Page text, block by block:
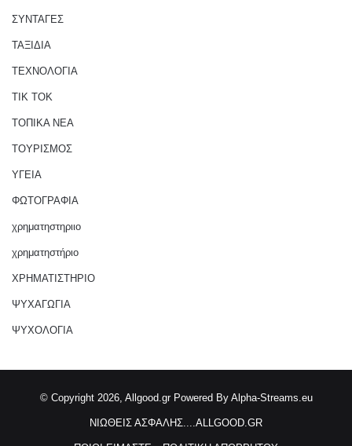
ΣΥΝΤΑΓΕΣ
ΤΑΞΙΔΙΑ
ΤΕΧΝΟΛΟΓΙΑ
ΤΙΚ ΤΟΚ
ΤΟΠΙΚΑ ΝΕΑ
ΤΟΥΡΙΣΜΟΣ
ΥΓΕΙΑ
ΦΩΤΟΓΡΑΦΙΑ
χρηματηστηριιο
χρηματηστήριο
ΧΡΗΜΑΤΙΣΤΗΡΙΟ
ΨΥΧΑΓΩΓΙΑ
ΨΥΧΟΛΟΓΙΑ
© Copyright 2026, Allgood.gr Powered By Alpha-Streams.eu
ΝΙΩΘΕΙΣ ΑΣΦΑΛΗΣ....ALLGOOD.GR